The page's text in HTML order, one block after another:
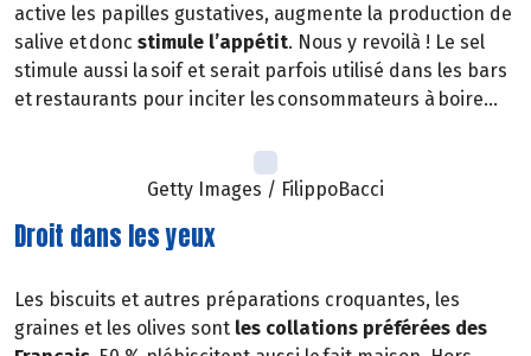
active les papilles gustatives, augmente la production de
salive et donc stimule l’appétit. Nous y revoilà ! Le sel
stimule aussi la soif et serait parfois utilisé dans les bars
et restaurants pour inciter les consommateurs à boire…
Getty Images / FilippoBacci
Droit dans les yeux
Les biscuits et autres préparations croquantes, les
graines et les olives sont les collations préférées des